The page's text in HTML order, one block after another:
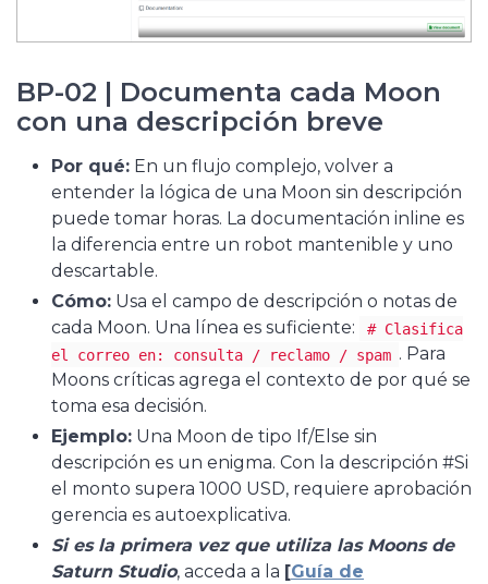
BP-02 | Documenta cada Moon
con una descripción breve
Por qué: En un flujo complejo, volver a
entender la lógica de una Moon sin descripción
puede tomar horas. La documentación inline es
la diferencia entre un robot mantenible y uno
descartable.
Cómo: Usa el campo de descripción o notas de
cada Moon. Una línea es suficiente:
# Clasifica
el correo en: consulta / reclamo / spam . Para
Moons críticas agrega el contexto de por qué se
toma esa decisión.
Ejemplo: Una Moon de tipo If/Else sin
descripción es un enigma. Con la descripción #Si
el monto supera 1000 USD, requiere aprobación
gerencia es autoexplicativa.
Si es la primera vez que utiliza las Moons de
Saturn Studio, acceda a la [Guía de